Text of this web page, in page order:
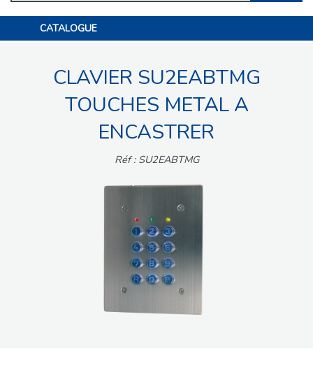
CATALOGUE
MOTORISATIONS
ACCESSOIRES ET ELECTRONIQUES
INTERPHONES VISIOPHONES
CLAVIER SU2EABTMG
TOUCHES METAL A
ENCASTRER
Réf : SU2EABTMG